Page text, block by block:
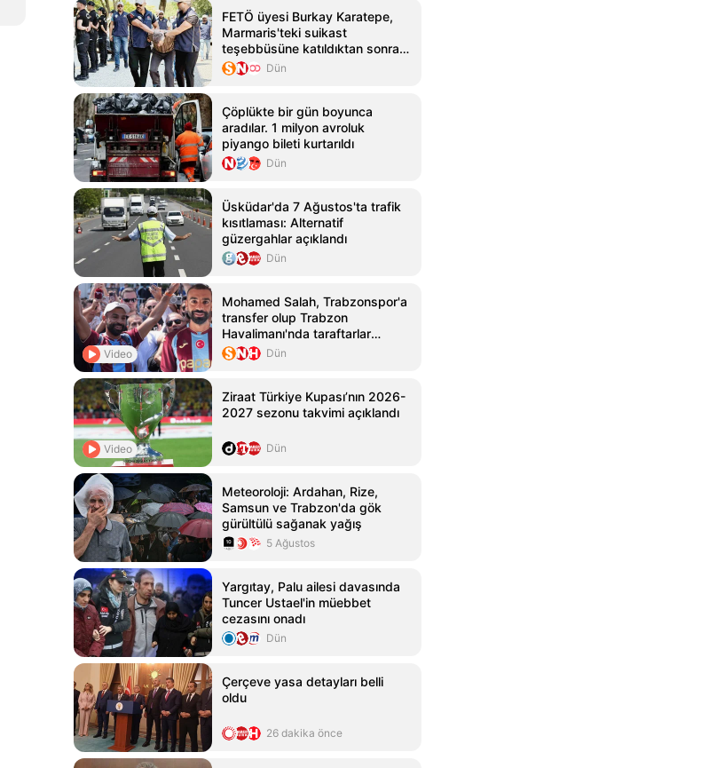
FETÖ üyesi Burkay Karatepe,
Marmaris'teki suikast
teşebbüsüne katıldıktan sonra
yakalandıDün
Çöplükte bir gün boyunca
aradılar. 1 milyon avroluk
piyango bileti kurtarıldı
Dün
Üsküdar'da 7 Ağustos'ta trafik
kısıtlaması: Alternatif
güzergahlar açıklandı
Dün
Video
Mohamed Salah, Trabzonspor'a
transfer olup Trabzon
Havalimanı'nda taraftarlar
tarafından karşılandı
Dün
Video
Ziraat Türkiye Kupası’nın 2026-
2027 sezonu takvimi açıklandı
Dün
Meteoroloji: Ardahan, Rize,
Samsun ve Trabzon'da gök
gürültülü sağanak yağış
5 Ağustos
Yargıtay, Palu ailesi davasında
Tuncer Ustael'in müebbet
cezasını onadı
Dün
Çerçeve yasa detayları belli
oldu
26 dakika önce